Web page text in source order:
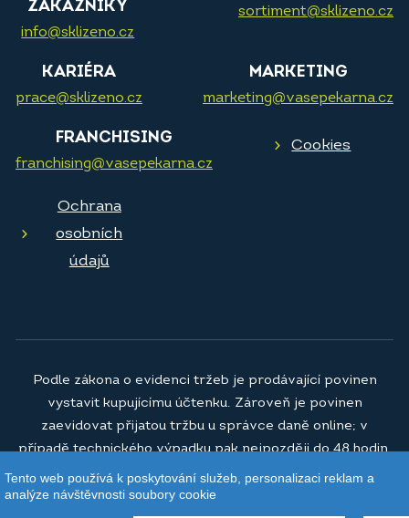
ZÁKAZNÍKY
info@sklizeno.cz
sortiment@sklizeno.cz
KARIÉRA
prace@sklizeno.cz
MARKETING
marketing@vasepekarna.cz
FRANCHISING
franchising@vasepekarna.cz
Cookies
Ochrana
osobních
údajů
© 2026Vaše pekárna a.s.
Podle zákona o evidenci tržeb je prodávající povinen
vystavit kupujícímu účtenku. Zároveň je povinen
zaevidovat přijatou tržbu u správce daně online; v
případě technického výpadku pak nejpozději do 48 hodin.
Tento web používá k poskytování služeb, personalizaci reklam a
analýze návštěvnosti soubory cookie